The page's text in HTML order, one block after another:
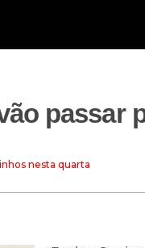
passar
nesta quarta